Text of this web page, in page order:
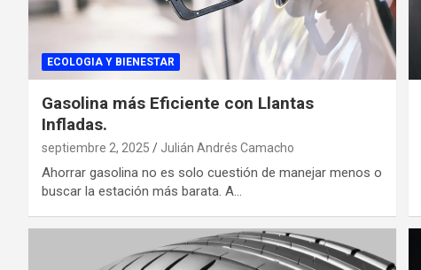
ECOLOGIA Y BIENESTAR
Gasolina más Eficiente con Llantas
Infladas.
septiembre 2, 2025 Julián Andrés Camacho
Ahorrar gasolina no es solo cuestión de manejar menos o
buscar la estación más barata. A…